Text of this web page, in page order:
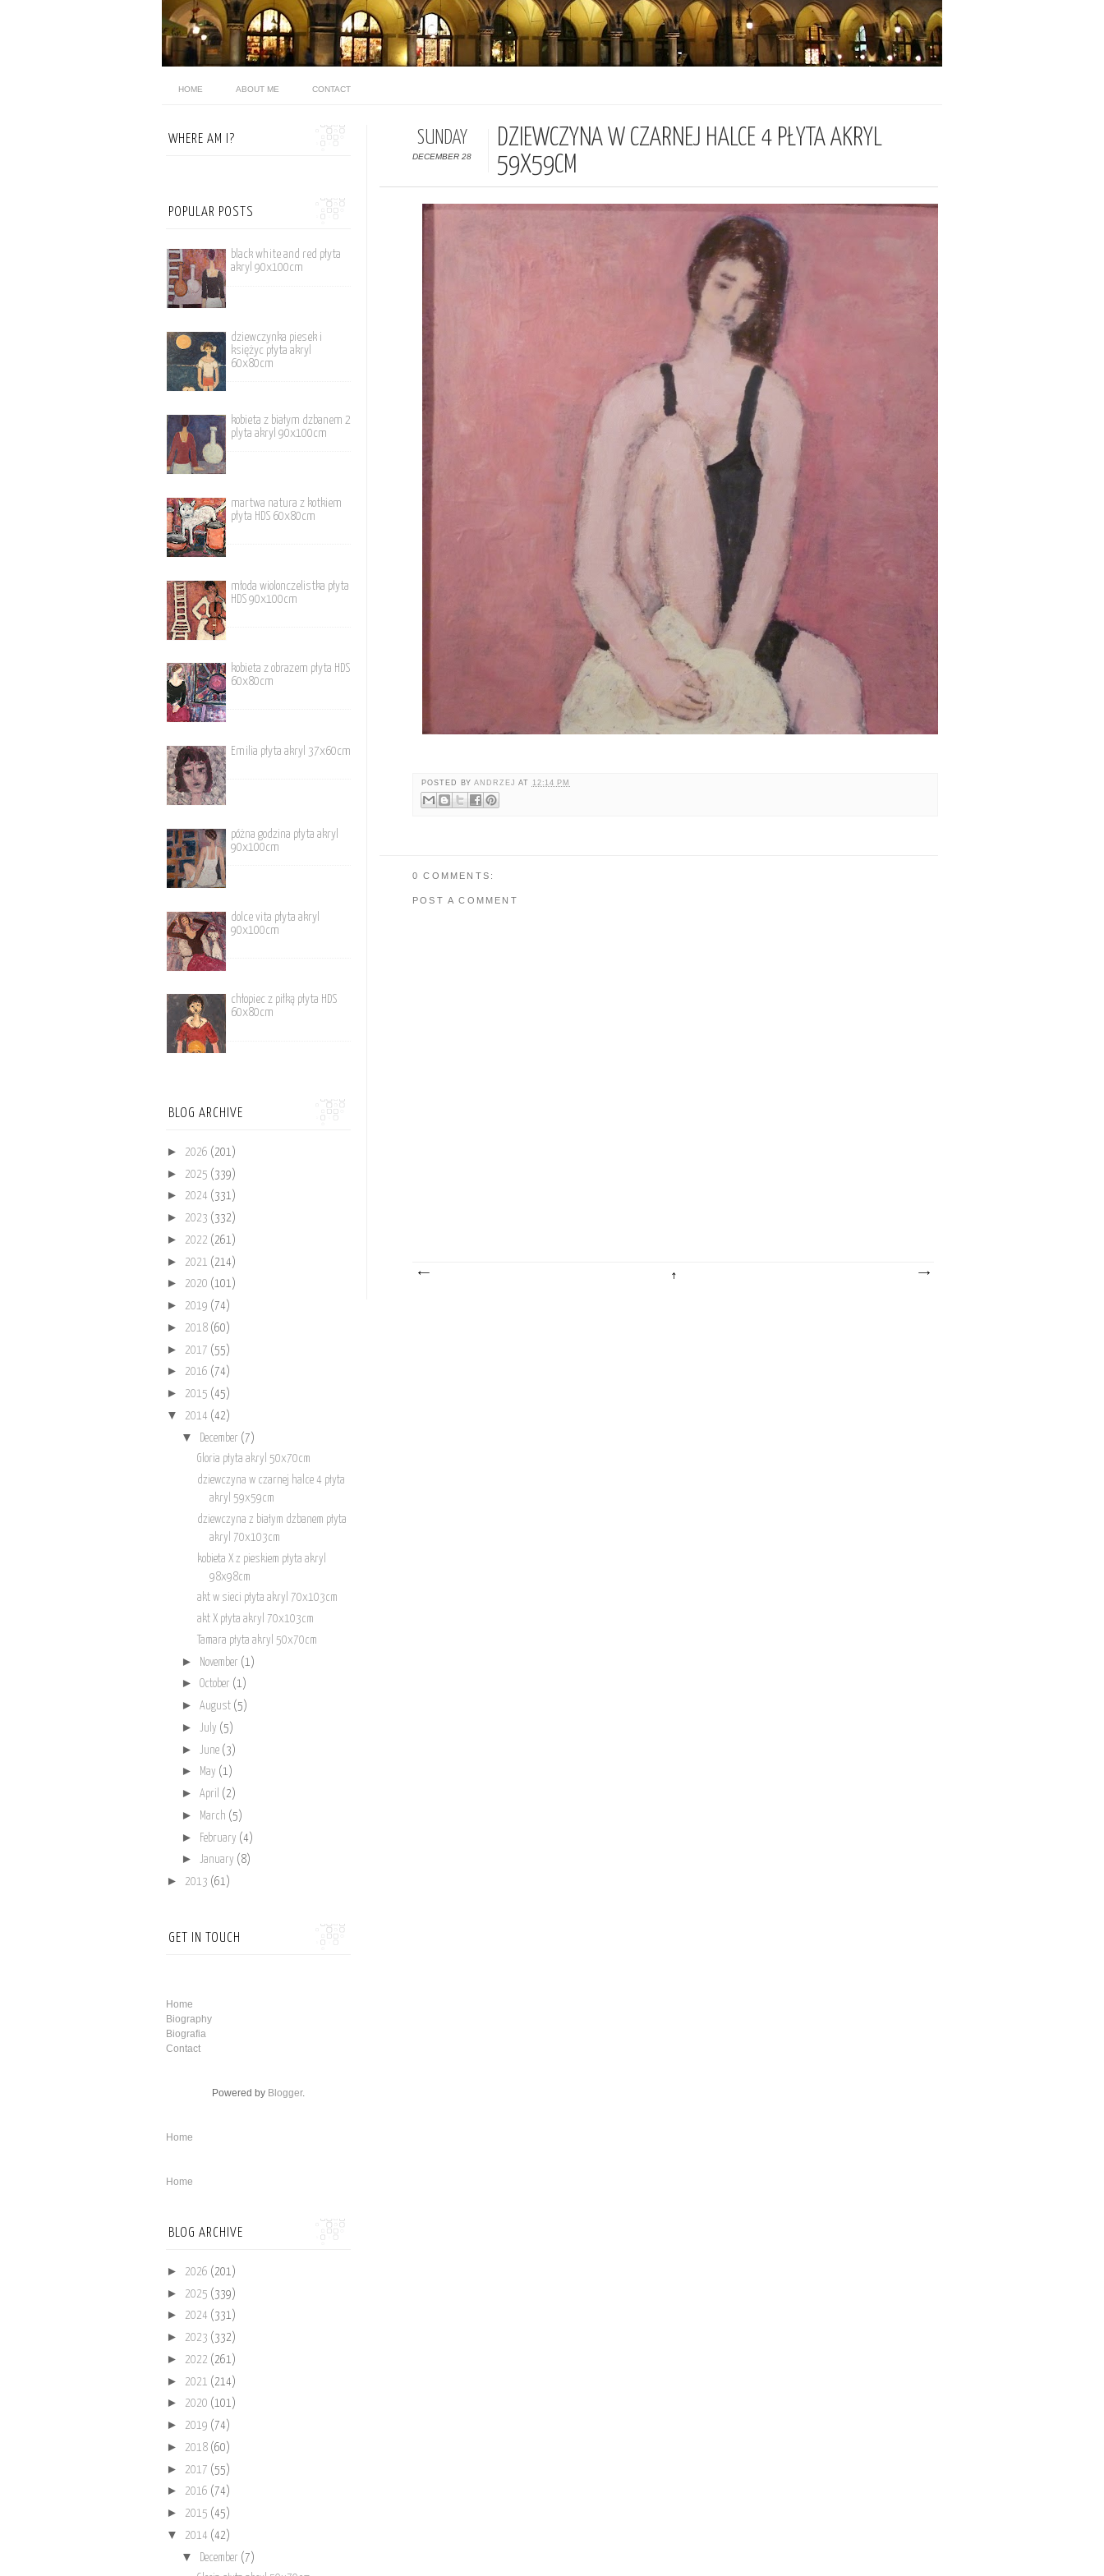
HOME ABOUT ME CONTACT
SUNDAY
DECEMBER 28
DZIEWCZYNA W CZARNEJ HALCE 4 PŁYTA AKRYL
59X59CM
POSTED BYANDRZEJ AT 12:14 PM
0 COMMENTS:
POST A COMMENT
WHERE AM I?
POPULAR POSTS
black white and red płyta
akryl 90x100cm
dziewczynka piesek i
księżyc płyta akryl
60x80cm
kobieta z białym dzbanem 2
plyta akryl 90x100cm
martwa natura z kotkiem
płyta HDS 60x80cm
młoda wiolonczelistka płyta
HDS 90x100cm
kobieta z obrazem płyta HDS
60x80cm
Emilia płyta akryl 37x60cm
póżna godzina płyta akryl
90x100cm
dolce vita płyta akryl
90x100cm
chłopiec z piłką płyta HDS
60x80cm
BLOG ARCHIVE
► 2026 (201)
► 2025 (339)
► 2024 (331)
► 2023 (332)
► 2022 (261)
► 2021 (214)
► 2020 (101)
► 2019 (74)
► 2018 (60)
► 2017 (55)
► 2016 (74)
► 2015 (45)
▼ 2014 (42)
▼ December (7)
Gloria płyta akryl 50x70cm
dziewczyna w czarnej halce 4 płyta
akryl 59x59cm
dziewczyna z białym dzbanem płyta
akryl 70x103cm
kobieta X z pieskiem płyta akryl
98x98cm
akt w sieci płyta akryl 70x103cm
akt X płyta akryl 70x103cm
Tamara płyta akryl 50x70cm
► November (1)
► October (1)
► August (5)
► July (5)
► June (3)
► May (1)
► April (2)
► March (5)
► February (4)
► January (8)
► 2013 (61)
GET IN TOUCH
Home
Biography
Biografia
Contact
Powered by Blogger.
Home
Home
BLOG ARCHIVE
► 2026 (201)
► 2025 (339)
► 2024 (331)
► 2023 (332)
► 2022 (261)
► 2021 (214)
► 2020 (101)
► 2019 (74)
► 2018 (60)
► 2017 (55)
► 2016 (74)
► 2015 (45)
▼ 2014 (42)
▼ December (7)